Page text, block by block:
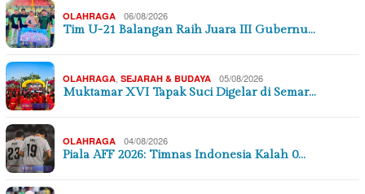
OLAHRAGA 06/08/2026
Tim U-21 Balangan Raih Juara III Gubernu…
OLAHRAGA SEJARAH & BUDAYA 05/08/2026
Muktamar XVI Tapak Suci Digelar di Semar…
OLAHRAGA 04/08/2026
Piala AFF 2026: Timnas Indonesia Kalah 0…